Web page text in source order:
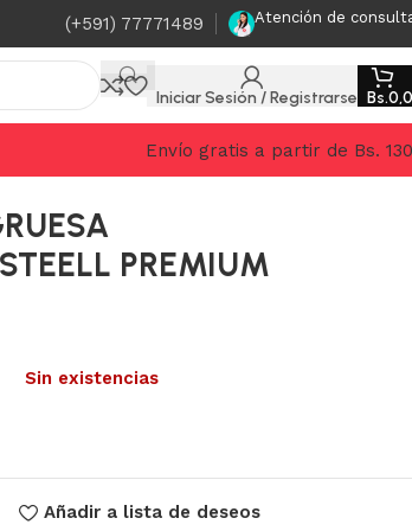
(+591) 77771489 Atención de
Iniciar Sesión / Registrarse Bs.
Envío gratis a partir de Bs.
PREMIUM
Sin existencias
Añadir a lista de deseos